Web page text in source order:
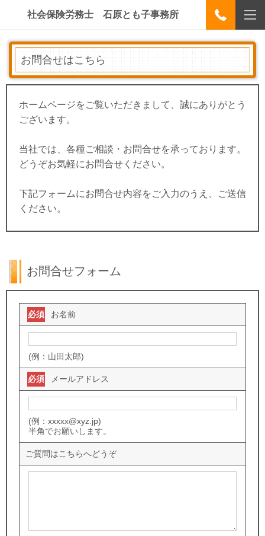
社会保険労務士 石原とも子事務所
お問合せはこちら
ホームページをご覧いただきまして、誠にありがとう
ございます。
当社では、各種ご相談・お問合せを承っております。
どうぞお気軽にお問合せください。
下記フォームにお問合せ内容をご入力のうえ、ご送信
ください。
お問合せフォーム
お名前
必須
(例：山田太郎)
メールアドレス
必須
(例：xxxxx@xyz.jp)
半角でお願いします。
ご質問はこちらへどうぞ